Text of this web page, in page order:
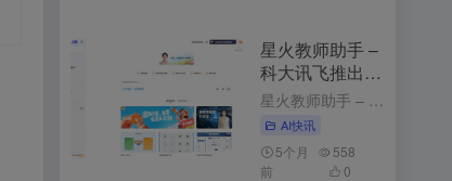
星火教师助手 –
科大讯飞推出的
AI备课工具
星火教师助手 – 科大讯飞推出的AI备课工具 2个月前发布 星火教师助手是什么 星火教师助手是科大讯飞基于星火认知大模型推出的AI备课工具，能简化教师的备课流程，提升教学效率，为教师提供个性化的教学资...
AI快讯
5个月
前
558
0